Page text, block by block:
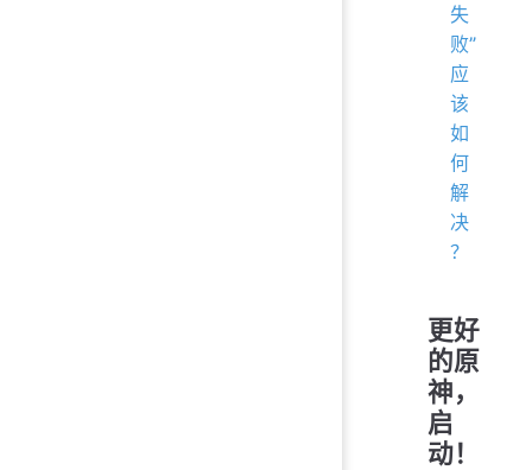
失
败”
应
该
如
何
解
决
？
更好
的原
神，
启
动！